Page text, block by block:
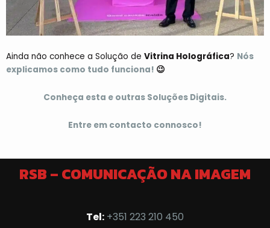
Ainda não conhece a Solução de Vitrina Holográfica? Nós
explicamos como tudo funciona! 😉
Conheça esta e outras Soluções Digitais.
Entre em contacto connosco!
RSB – COMUNICAÇÃO NA IMAGEM
Tel: +351 223 210 450